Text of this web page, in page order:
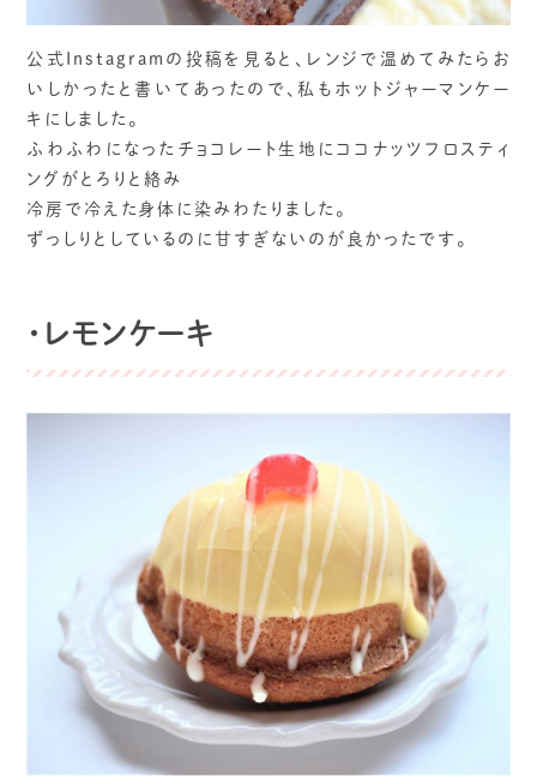
公式Instagramの投稿を見ると、レンジで温めてみたらお
いしかったと書いてあったので、私もホットジャーマンケー
キにしました。
ふわふわになったチョコレート生地にココナッツフロスティ
ングがとろりと絡み
冷房で冷えた身体に染みわたりました。
ずっしりとしているのに甘すぎないのが良かったです。
・レモンケーキ